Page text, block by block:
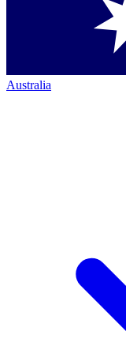
Australia